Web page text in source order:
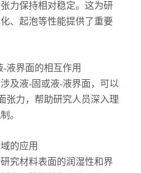
力保持相对稳定。这为研
、起泡等性能提供了重要
界面的相互作用
液-固或液-液界面，可以
张力，帮助研究人员深入理
。
的应用
材料表面的润湿性和界